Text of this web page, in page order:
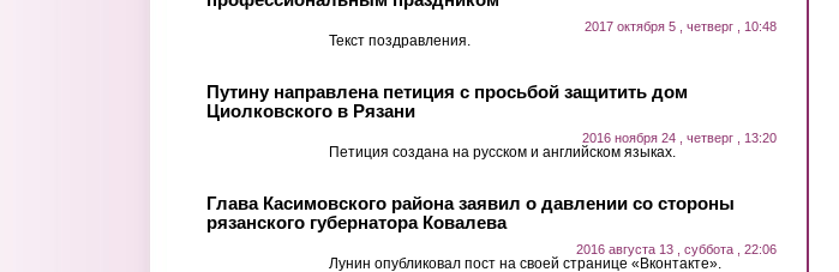
2017 октября 5 , четверг , 10:48
Текст поздравления.
Путину направлена петиция с просьбой защитить дом
Циолковского в Рязани
2016 ноября 24 , четверг , 13:20
Петиция создана на русском и английском языках.
Глава Касимовского района заявил о давлении со стороны
рязанского губернатора Ковалева
2016 августа 13 , суббота , 22:06
Лунин опубликовал пост на своей странице «Вконтакте».